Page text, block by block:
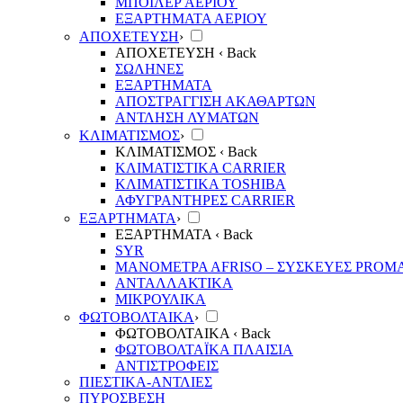
ΕΞΑΡΤΗΜΑΤΑ ΑΕΡΙΟΥ
ΑΠΟΧΕΤΕΥΣΗ›
ΑΠΟΧΕΤΕΥΣΗ ‹ Back
ΣΩΛΗΝΕΣ
ΕΞΑΡΤΗΜΑΤΑ
ΑΠΟΣΤΡΑΓΓΙΣΗ ΑΚΑΘΑΡΤΩΝ
ΑΝΤΛΗΣΗ ΛΥΜΑΤΩΝ
ΚΛΙΜΑΤΙΣΜΟΣ›
ΚΛΙΜΑΤΙΣΜΟΣ ‹ Back
ΚΛΙΜΑΤΙΣΤΙΚΑ CARRIER
ΚΛΙΜΑΤΙΣΤΙΚΑ TOSHIBA
ΑΦΥΓΡΑΝΤΗΡΕΣ CARRIER
ΕΞΑΡΤΗΜΑΤΑ›
ΕΞΑΡΤΗΜΑΤΑ ‹ Back
SYR
ΜΑΝΟΜΕΤΡΑ ΑFRISO – ΣΥΣΚΕΥΕΣ
ΑΝΤΑΛΛΑΚΤΙΚΑ
ΜΙΚΡΟΥΛΙΚΑ
ΦΩΤΟΒΟΛΤΑΙΚΑ›
ΦΩΤΟΒΟΛΤΑΙΚΑ ‹ Back
ΦΩΤΟΒΟΛΤΑΪΚΑ ΠΛΑΙΣΙΑ
ΑΝΤΙΣΤΡΟΦΕΙΣ
ΠΙΕΣΤΙΚΑ-ΑΝΤΛΙΕΣ
ΠΥΡΟΣΒΕΣΗ